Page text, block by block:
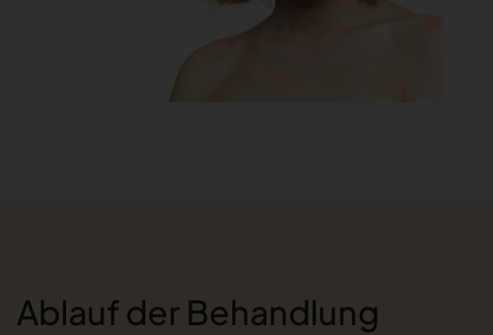
Ablauf der Behandlung